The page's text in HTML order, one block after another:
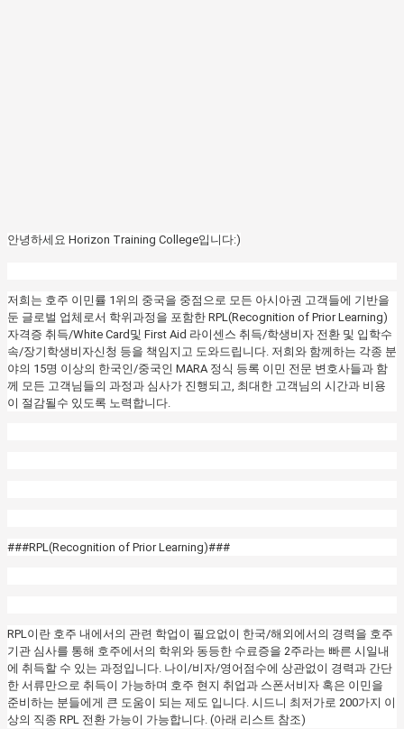
안녕하세요 Horizon Training College입니다:)
저희는 호주 이민률 1위의 중국을 중점으로 모든 아시아권 고객들에 기반을
둔 글로벌 업체로서 학위과정을 포함한 RPL(Recognition of Prior Learning)
자격증 취득/White Card및 First Aid 라이센스 취득/학생비자 전환 및 입학수
속/장기학생비자신청 등을 책임지고 도와드립니다. 저희와 함께하는 각종 분
야의 15명 이상의 한국인/중국인 MARA 정식 등록 이민 전문 변호사들과 함
께 모든 고객님들의 과정과 심사가 진행되고, 최대한 고객님의 시간과 비용
이 절감될수 있도록 노력합니다.
###RPL(Recognition of Prior Learning)###
RPL이란 호주 내에서의 관련 학업이 필요없이 한국/해외에서의 경력을 호주
기관 심사를 통해 호주에서의 학위와 동등한 수료증을 2주라는 빠른 시일내
에 취득할 수 있는 과정입니다. 나이/비자/영어점수에 상관없이 경력과 간단
한 서류만으로 취득이 가능하며 호주 현지 취업과 스폰서비자 혹은 이민을
준비하는 분들에게 큰 도움이 되는 제도 입니다. 시드니 최저가로 200가지 이
상의 직종 RPL 전환 가능이 가능합니다. (아래 리스트 참조)